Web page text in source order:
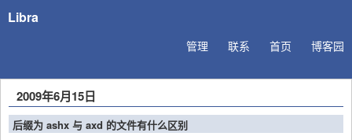
Libra
博客园
首页
联系
管理
2009年6月15日
后缀为 ashx 与 axd 的文件有什么区别